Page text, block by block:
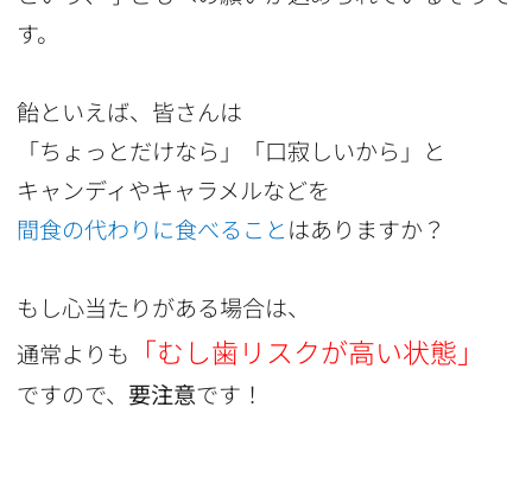
す。
飴といえば、皆さんは
「ちょっとだけなら」「口寂しいから」と
キャンディやキャラメルなどを
間食の代わりに食べることはありますか？
もし心当たりがある場合は、
通常よりも
「むし歯リスクが高い状態」
ですので、 要注意です！